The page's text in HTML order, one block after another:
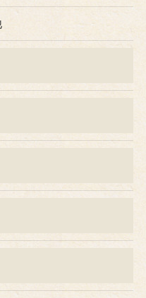
がございますので予
おります。
合せ下さい。